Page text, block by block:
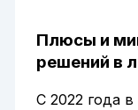
Плюсы и
решений в
С 2022 года